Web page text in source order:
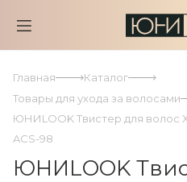
Главная
Каталог
Товары для ухода за волосами
ЮНИLOOK Твистер для волос
ACS-98
ЮНИLOOK